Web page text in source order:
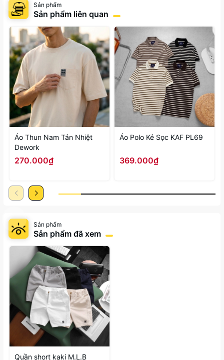
Sản phẩm
Sản phẩm liên quan
Áo Thun Nam Tản Nhiệt
Dework
270.000₫
Áo Polo Kẻ Sọc KAF PL69
369.000₫
Sản phẩm
Sản phẩm đã xem
Quần short kaki M.L.B